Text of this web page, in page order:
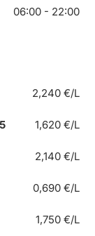
06:00 - 22:00
2,240 €/L
1,620 €/L
2,140 €/L
0,690 €/L
1,750 €/L